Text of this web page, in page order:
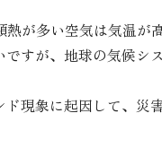
が多い空気は気温が
すが、地球の気候
現象に起因して、